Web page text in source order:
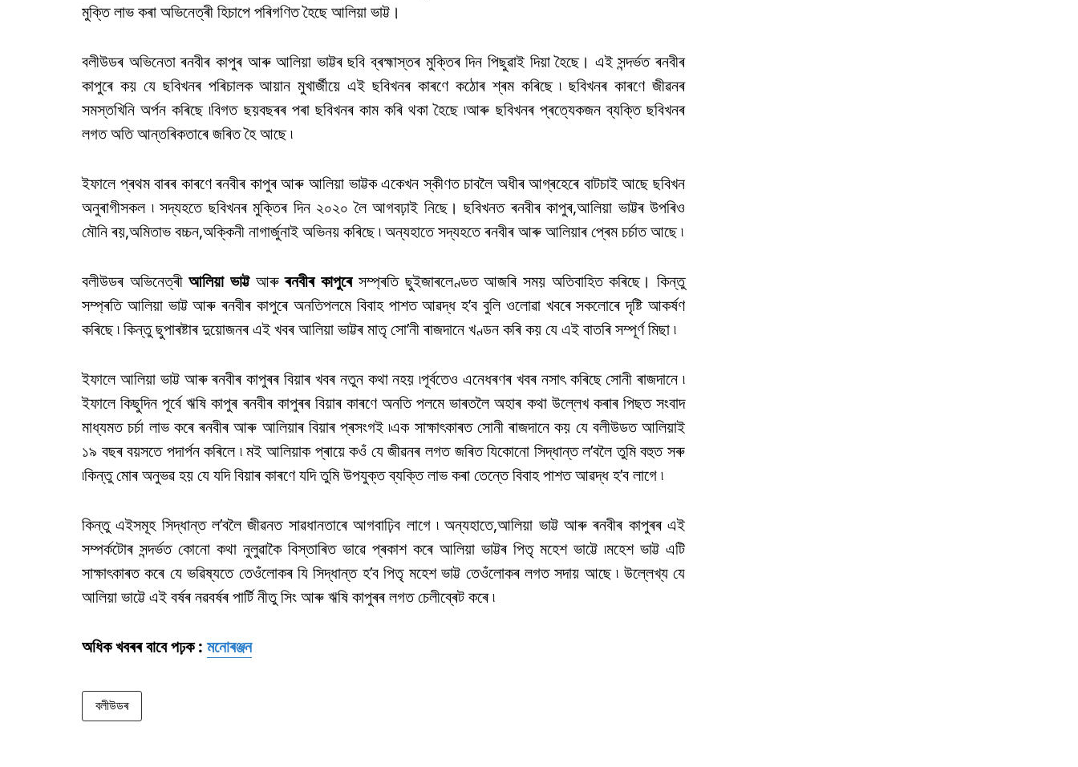
মুক্তি লাভ কৰা অভিনেত্ৰী হিচাপে পৰিগণিত হৈছে আলিয়া ভাট্ট।
বলীউডৰ অভিনেতা ৰনবীৰ কাপুৰ আৰু আলিয়া ভাট্টৰ ছবি ব্ৰহ্মাস্তৰ মুক্তিৰ দিন পিছুৱাই দিয়া হৈছে। এই সন্দৰ্ভত ৰনবীৰ
কাপুৰে কয় যে ছবিখনৰ পৰিচালক আয়ান মুখাৰ্জীয়ে এই ছবিখনৰ কাৰণে কঠোৰ শ্ৰম কৰিছে ৷ ছবিখনৰ কাৰণে জীৱনৰ
সমস্তখিনি অৰ্পন কৰিছে ৷বিগত ছয়বছৰৰ পৰা ছবিখনৰ কাম কৰি থকা হৈছে ৷আৰু ছবিখনৰ প্ৰত্যেকজন ব্যক্তি ছবিখনৰ
লগত অতি আন্তৰিকতাৰে জৰিত হৈ আছে ৷
ইফালে প্ৰথম বাৰৰ কাৰণে ৰনবীৰ কাপুৰ আৰু আলিয়া ভাট্টক একেখন স্কীণত চাবলৈ অধীৰ আগ্ৰহেৰে বাটচাই আছে ছবিখন
অনুৰাগীসকল ৷ সদ্যহতে ছবিখনৰ মুক্তিৰ দিন ২০২০ লৈ আগবঢ়াই নিছে। ছবিখনত ৰনবীৰ কাপুৰ,আলিয়া ভাট্টৰ উপৰিও
মৌনি ৰয়,অমিতাভ বচ্চন,অক্কিনী নাগাৰ্জুনাই অভিনয় কৰিছে ৷ অন্যহাতে সদ্যহতে ৰনবীৰ আৰু আলিয়াৰ প্ৰেম চৰ্চাত আছে ৷
বলীউডৰ অভিনেত্ৰীআলিয়া ভাট্টআৰুৰনবীৰ কাপুৰেসম্প্ৰতি ছুইজাৰলেণ্ডত আজৰি সময় অতিবাহিত কৰিছে। কিন্তু
সম্প্ৰতি আলিয়া ভাট্ট আৰু ৰনবীৰ কাপুৰে অনতিপলমে বিবাহ পাশত আৱদ্ধ হ’ব বুলি ওলোৱা খবৰে সকলোৰে দৃষ্টি আকৰ্ষণ
কৰিছে ৷ কিন্তু ছুপাৰষ্টাৰ দুয়োজনৰ এই খবৰ আলিয়া ভাট্টৰ মাতৃ সো’নী ৰাজদানে খণ্ডন কৰি কয় যে এই বাতৰি সম্পূৰ্ণ মিছা ৷
ইফালে আলিয়া ভাট্ট আৰু ৰনবীৰ কাপুৰৰ বিয়াৰ খবৰ নতুন কথা নহয় ৷পূৰ্বতেও এনেধৰণৰ খবৰ নসাৎ কৰিছে সোনী ৰাজদানে ৷
ইফালে কিছুদিন পূৰ্বে ঋষি কাপুৰ ৰনবীৰ কাপুৰৰ বিয়াৰ কাৰণে অনতি পলমে ভাৰতলৈ অহাৰ কথা উল্লেখ কৰাৰ পিছত সংবাদ
মাধ্যমত চৰ্চা লাভ কৰে ৰনবীৰ আৰু আলিয়াৰ বিয়াৰ প্ৰসংগই ৷এক সাক্ষাৎকাৰত সোনী ৰাজদানে কয় যে বলীউডত আলিয়াই
১৯ বছৰ বয়সতে পদাৰ্পন কৰিলে ৷ মই আলিয়াক প্ৰায়ে কওঁ যে জীৱনৰ লগত জৰিত যিকোনো সিদ্ধান্ত ল’বলৈ তুমি বহুত সৰু
৷কিন্তু মোৰ অনুভৱ হয় যে যদি বিয়াৰ কাৰণে যদি তুমি উপযুক্ত ব্যক্তি লাভ কৰা তেন্তে বিবাহ পাশত আৱদ্ধ হ’ব লাগে ৷
কিন্তু এইসমূহ সিদ্ধান্ত ল’বলৈ জীৱনত সাৱধানতাৰে আগবাঢ়িব লাগে ৷ অন্যহাতে,আলিয়া ভাট্ট আৰু ৰনবীৰ কাপুৰৰ এই
সম্পৰ্কটোৰ সন্দৰ্ভত কোনো কথা নুলুৱাকৈ বিস্তাৰিত ভাৱে প্ৰকাশ কৰে আলিয়া ভাট্টৰ পিতৃ মহেশ ভাট্টে ৷মহেশ ভাট্ট এটি
সাক্ষাৎকাৰত কৰে যে ভৱিষ্যতে তেওঁলোকৰ যি সিদ্ধান্ত হ’ব পিতৃ মহেশ ভাট্ট তেওঁলোকৰ লগত সদায় আছে ৷ উল্লেখ্য যে
আলিয়া ভাট্টে এই বৰ্ষৰ নৱবৰ্ষৰ পাৰ্টি নীতু সিং আৰু ঋষি কাপুৰৰ লগত চেলীব্ৰেট কৰে ৷
অধিক খবৰৰ বাবে পঢ়ক : মনোৰঞ্জন
বলীউডৰ